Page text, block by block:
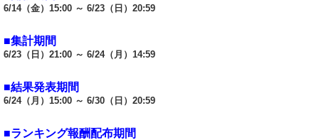
6/14（金）15:00 ～ 6/23（日）20:59
■集計期間
6/23（日）21:00 ～ 6/24（月）14:59
■結果発表期間
6/24（月）15:00 ～ 6/30（日）20:59
■ランキング報酬配布期間